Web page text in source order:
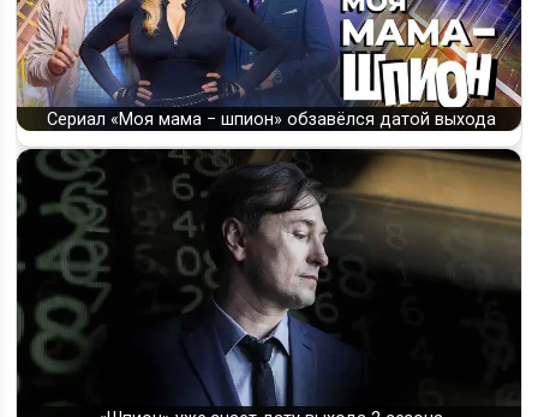
Сериал «Моя мама − шпион» обзавёлся датой выхода